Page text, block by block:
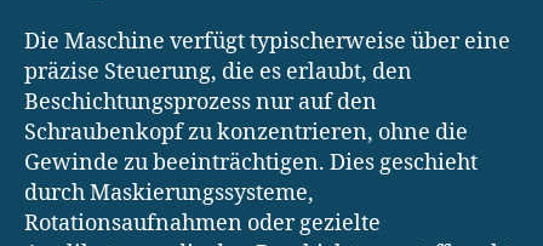
Die Maschine verfügt typischerweise über eine
präzise Steuerung, die es erlaubt, den
Beschichtungsprozess nur auf den
Schraubenkopf zu konzentrieren, ohne die
Gewinde zu beeinträchtigen. Dies geschieht
durch Maskierungssysteme,
Rotationsaufnahmen oder gezielte